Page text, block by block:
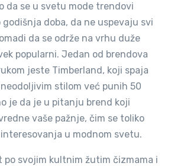
da se u svetu mode trendovi
doba, da ne uspevaju svi
da se održe na vrhu duže
popularni. Jedan od brendova
jeste Timberland, koji spaja
stilom već punih 50
je da je u pitanju brend koji
vaše pažnje, čim se toliko
u modnom svetu.
po svojim kultnim žutim čizmama i